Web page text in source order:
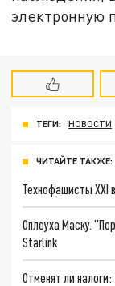
электронную
ТЕГИ: НОВОСТИ
ЧИТАЙТЕ ТАКЖЕ:
Технофашисты XXI
Оплеуха Маску.
Starlink
Отменят ли